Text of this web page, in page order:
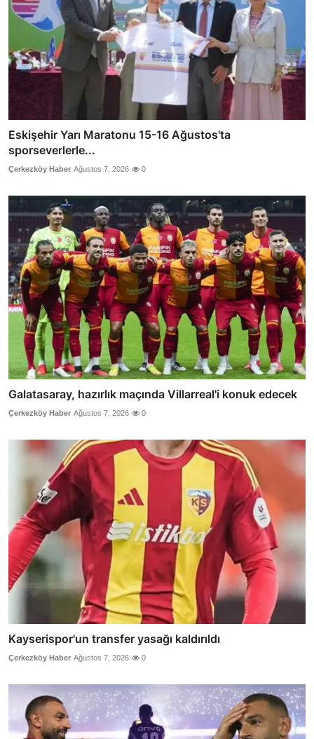
Eskişehir Yarı Maratonu 15-16 Ağustos'ta
sporseverlerle...
Çerkezköy Haber Ağustos 7, 2026 0
Galatasaray, hazırlık maçında Villarreal'i konuk edecek
Çerkezköy Haber Ağustos 7, 2026 0
Kayserispor'un transfer yasağı kaldırıldı
Çerkezköy Haber Ağustos 7, 2026 0